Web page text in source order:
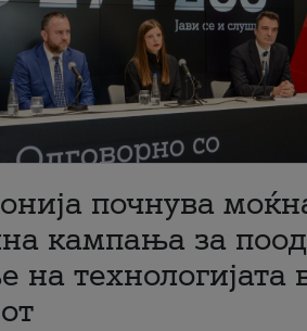
почнува
кампања за
на технологијата